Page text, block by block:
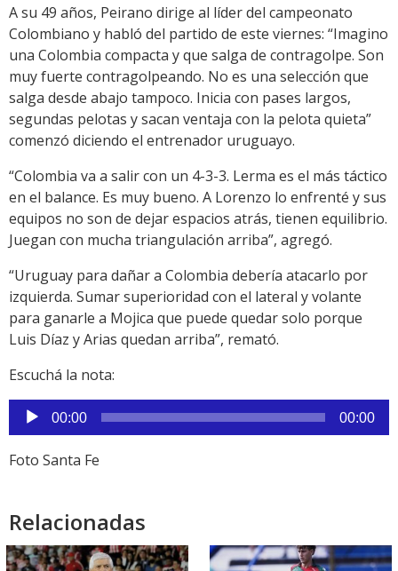
Link
A su 49 años, Peirano dirige al líder del campeonato
Colombiano y habló del partido de este viernes: “Imagino
una Colombia compacta y que salga de contragolpe. Son
muy fuerte contragolpeando. No es una selección que
salga desde abajo tampoco. Inicia con pases largos,
segundas pelotas y sacan ventaja con la pelota quieta”
comenzó diciendo el entrenador uruguayo.
“Colombia va a salir con un 4-3-3. Lerma es el más táctico
en el balance. Es muy bueno. A Lorenzo lo enfrenté y sus
equipos no son de dejar espacios atrás, tienen equilibrio.
Juegan con mucha triangulación arriba”, agregó.
“Uruguay para dañar a Colombia debería atacarlo por
izquierda. Sumar superioridad con el lateral y volante
para ganarle a Mojica que puede quedar solo porque
Luis Díaz y Arias quedan arriba”, remató.
Escuchá la nota:
Reproductor
de
audio
00:00 00:00
Foto Santa Fe
Relacionadas